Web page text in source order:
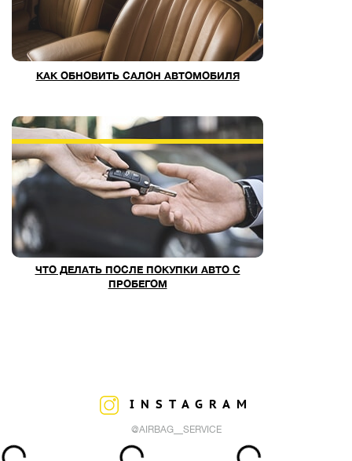
КАК ОБНОВИТЬ САЛОН АВТОМОБИЛЯ
ЧТО ДЕЛАТЬ ПОСЛЕ ПОКУПКИ АВТО С
ПРОБЕГОМ
INSTAGRAM
@AIRBAG__SERVICE